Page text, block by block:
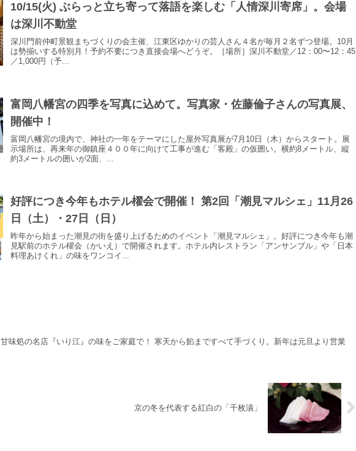
10/15(火) ぶらっと立ち寄って落語を楽しむ「人情深川寄席」。会場
は深川不動堂
深川門前仲町景観まちづくりの会主催、江東区ゆかりの芸人さん４名が毎月２名ずつ登場。10月
は勢揃いする特別月！予約不要につき直接会場へどうぞ。［場所］深川不動堂／12：00〜12：45
／1,000円（予...
富岡八幡宮の四季を写真に込めて。写真家・佐藤倫子さんの写真展、
開催中！
富岡八幡宮の境内で、神社の一年をテーマにした屋外写真展が7月10日（木）からスタート。展
示場所は、再来年の御鎮座４００年に向けて工事が進む「客殿」の仮囲い。横約8メートル、縦
約3メートルの囲いが2面、...
好評につき今年もホテル櫂会で開催！ 第2回「潮見マルシェ」11月26
日（土）・27日（日）
昨年から始まった潮見の街を盛り上げるためのイベント「潮見マルシェ」。好評につき今年も潮
見駅前のホテル櫂会（かいえ）で開催されます。ホテル内レストラン「アンサンブル」や「日本
料理あけくれ」の味をワンコイ...
甘味処の名店『いり江』の味をご家庭で！ 寒天から餡まですべて手づくり。新年は元旦より営業
京の冬を代表する紅白の「千枚漬」